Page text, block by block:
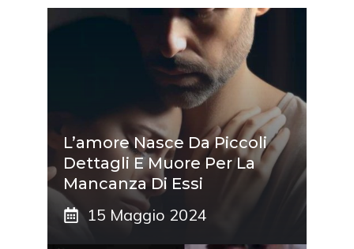
L’amore Nasce Da Piccoli
Dettagli E Muore Per La
Mancanza Di Essi
15 Maggio 2024